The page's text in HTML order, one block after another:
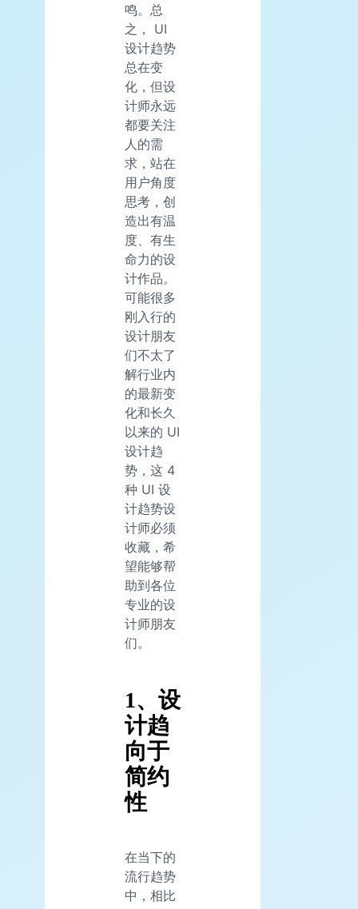
鸣。总
之， UI
设计趋势
总在变
化，但设
计师永远
都要关注
人的需
求，站在
用户角度
思考，创
造出有温
度、有生
命力的设
计作品。
可能很多
刚入行的
设计朋友
们不太了
解行业内
的最新变
化和长久
以来的 UI
设计趋
势，这 4
种 UI 设
计趋势设
计师必须
收藏，希
望能够帮
助到各位
专业的设
计师朋友
们。
1、设
计趋
向于
简约
性
在当下的
流行趋势
中，相比